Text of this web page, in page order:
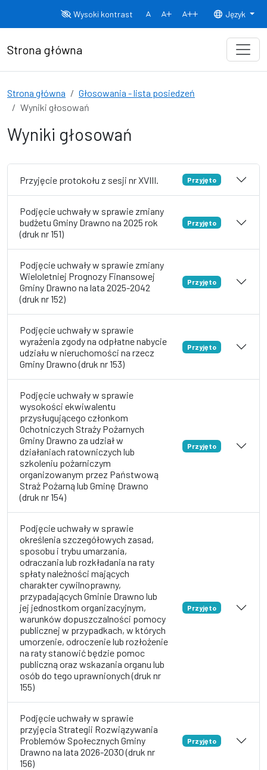
Wysoki kontrast
Normalny rozmiar czcionki
Rozmiar czcionki 150% Rozmiar
Język
Strona główna
Strona główna
Głosowania - lista posiedzeń
Wyniki głosowań
Wyniki głosowań
Przyjęcie protokołu z sesji nr XVIII. Przyjęto
Podjęcie uchwały w sprawie zmiany
budżetu Gminy Drawno na 2025 rok
(druk nr 151)
Przyjęto
Podjęcie uchwały w sprawie zmiany
Wieloletniej Prognozy Finansowej
Gminy Drawno na lata 2025-2042
(druk nr 152)
Przyjęto
Podjęcie uchwały w sprawie
wyrażenia zgody na odpłatne nabycie
udziału w nieruchomości na rzecz
Gminy Drawno (druk nr 153)
Przyjęto
Podjęcie uchwały w sprawie
wysokości ekwiwalentu
przysługującego członkom
Ochotniczych Straży Pożarnych
Gminy Drawno za udział w
działaniach ratowniczych lub
szkoleniu pożarniczym
organizowanym przez Państwową
Straż Pożarną lub Gminę Drawno
(druk nr 154)
Przyjęto
Podjęcie uchwały w sprawie
określenia szczegółowych zasad,
sposobu i trybu umarzania,
odraczania lub rozkładania na raty
spłaty należności mających
charakter cywilnoprawny,
przypadających Gminie Drawno lub
jej jednostkom organizacyjnym,
warunków dopuszczalności pomocy
publicznej w przypadkach, w których
umorzenie, odroczenie lub rozłożenie
na raty stanowić będzie pomoc
publiczną oraz wskazania organu lub
osób do tego uprawnionych (druk nr
155)
Przyjęto
Podjęcie uchwały w sprawie
przyjęcia Strategii Rozwiązywania
Problemów Społecznych Gminy
Drawno na lata 2026-2030 (druk nr
156)
Przyjęto